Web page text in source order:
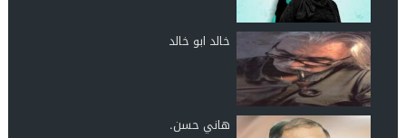
خالد ابو خالد
هاني حسن.